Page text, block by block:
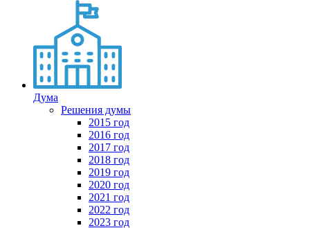
Дума
Решения думы
2015 год
2016 год
2017 год
2018 год
2019 год
2020 год
2021 год
2022 год
2023 год